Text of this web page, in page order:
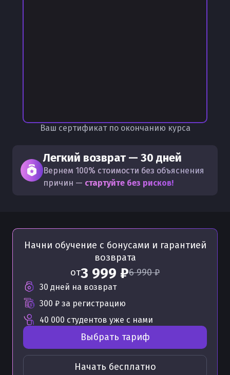
Легкий возврат — 30 дней
Вернем 100% стоимости без объяснения
причин — стартуйте без рисков!
Ваш сертификат по окончанию курса
Начни обучение с бонусами и гарантией
возврата
от3 999 ₽6 990 ₽
30 дней на возврат
300 ₽ за регистрацию
40 000 студентов уже с нами
Выбрать тариф
Начать бесплатно